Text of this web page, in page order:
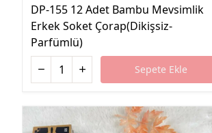
DP-155 12 Adet Bambu Mevsimlik
Erkek Soket Çorap(Dikişsiz-
Parfümlü)
Sepete Ekle